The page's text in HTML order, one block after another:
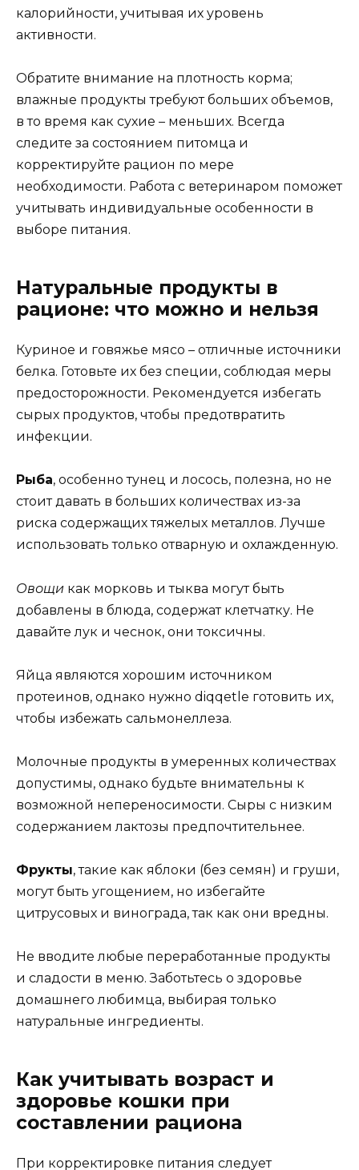
калорийности, учитывая их уровень
активности.
Обратите внимание на плотность корма;
влажные продукты требуют больших объемов,
в то время как сухие – меньших. Всегда
следите за состоянием питомца и
корректируйте рацион по мере
необходимости. Работа с ветеринаром поможет
учитывать индивидуальные особенности в
выборе питания.
Натуральные продукты в
рационе: что можно и нельзя
Куриное и говяжье мясо – отличные источники
белка. Готовьте их без специи, соблюдая меры
предосторожности. Рекомендуется избегать
сырых продуктов, чтобы предотвратить
инфекции.
Рыба, особенно тунец и лосось, полезна, но не
стоит давать в больших количествах из-за
риска содержащих тяжелых металлов. Лучше
использовать только отварную и охлажденную.
Овощи как морковь и тыква могут быть
добавлены в блюда, содержат клетчатку. Не
давайте лук и чеснок, они токсичны.
Яйца являются хорошим источником
протеинов, однако нужно diqqetle готовить их,
чтобы избежать сальмонеллеза.
Молочные продукты в умеренных количествах
допустимы, однако будьте внимательны к
возможной непереносимости. Сыры с низким
содержанием лактозы предпочтительнее.
Фрукты, такие как яблоки (без семян) и груши,
могут быть угощением, но избегайте
цитрусовых и винограда, так как они вредны.
Не вводите любые переработанные продукты
и сладости в меню. Заботьтесь о здоровье
домашнего любимца, выбирая только
натуральные ингредиенты.
Как учитывать возраст и
здоровье кошки при
составлении рациона
При корректировке питания следует